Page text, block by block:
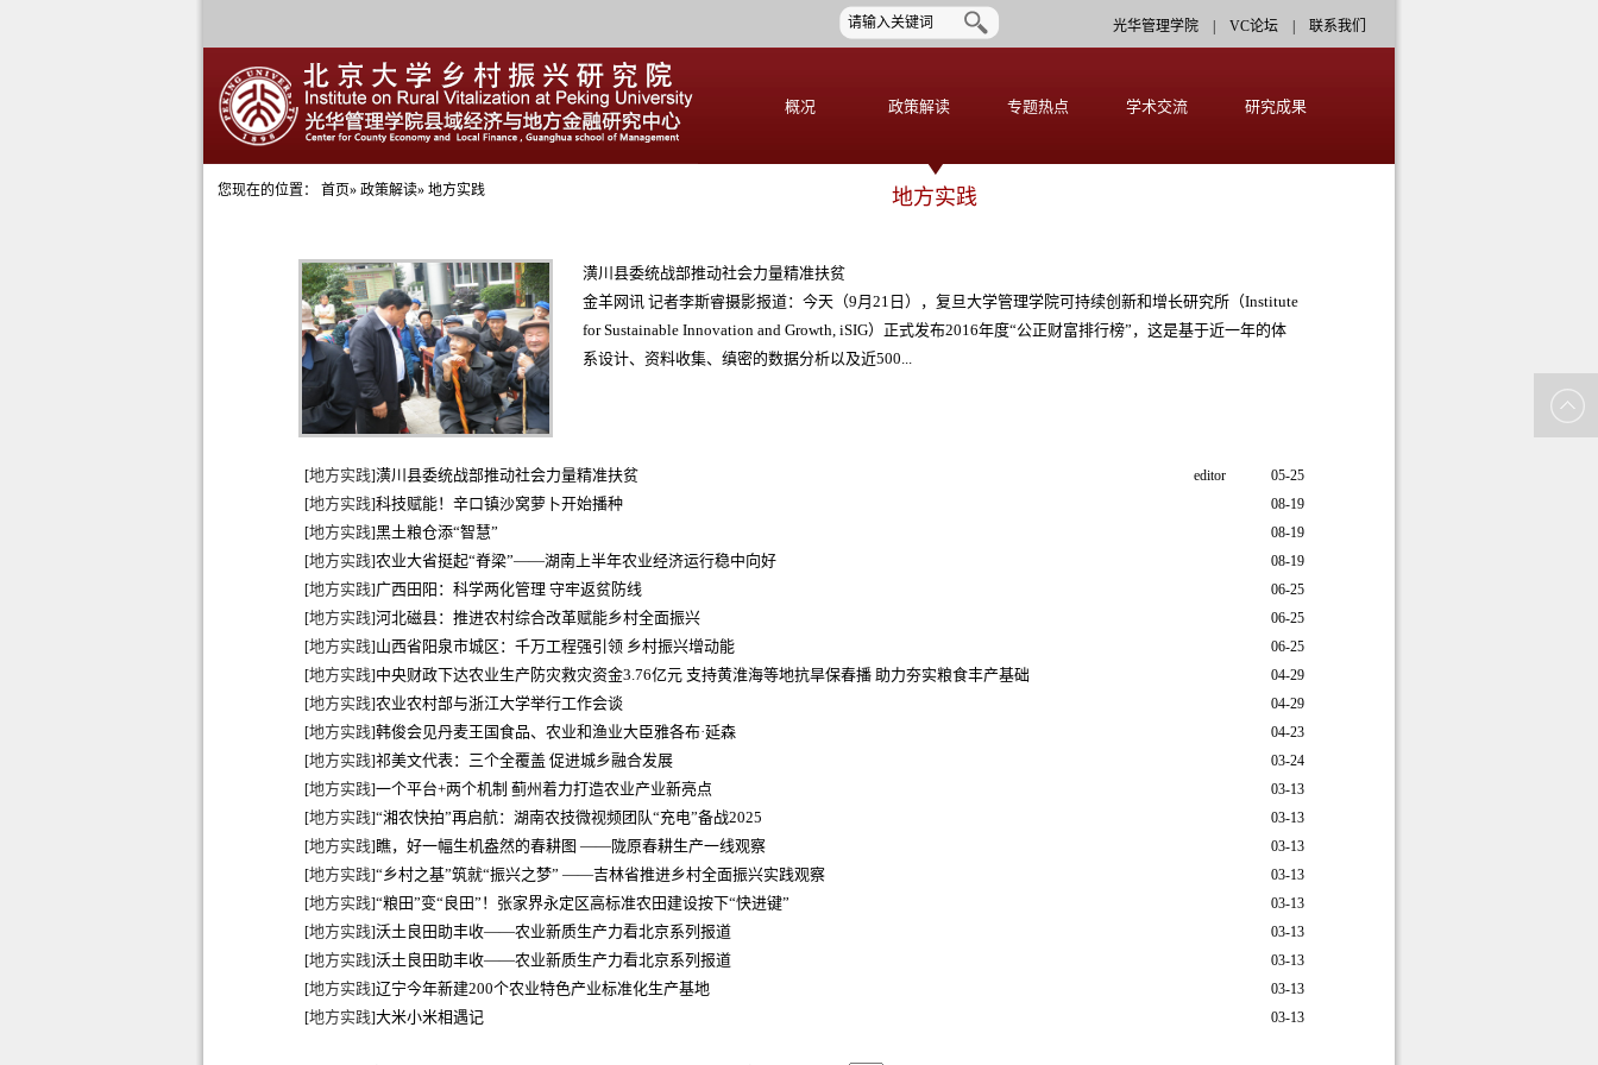
光华管理学院 VC论坛 联系我们
概况 政策解读 专题热点 学术交流 研究成果
您现在的位置： 首页» 政策解读» 地方实践 地方实践
潢川县委统战部推动社会力量精准扶贫
金羊网讯 记者李斯睿摄影报道：今天（9月21日），复旦大学管理学院可持续创新和增长研究所（Institute
for Sustainable Innovation and Growth, iSIG）正式发布2016年度“公正财富排行榜”，这是基于近一年的体
系设计、资料收集、缜密的数据分析以及近500...
[地方实践]潢川县委统战部推动社会力量精准扶贫 editor
05-25
[地方实践]科技赋能！辛口镇沙窝萝卜开始播种
08-19
[地方实践]黑土粮仓添“智慧”
08-19
[地方实践]农业大省挺起“脊梁”——湖南上半年农业经济运行稳中向好
08-19
[地方实践]广西田阳：科学两化管理 守牢返贫防线
06-25
[地方实践]河北磁县：推进农村综合改革赋能乡村全面振兴
06-25
[地方实践]山西省阳泉市城区：千万工程强引领 乡村振兴增动能
06-25
[地方实践]中央财政下达农业生产防灾救灾资金3.76亿元 支持黄淮海等地抗旱保春播 助力夯实粮食丰产基础
04-29
[地方实践]农业农村部与浙江大学举行工作会谈
04-29
[地方实践]韩俊会见丹麦王国食品、农业和渔业大臣雅各布·延森
04-23
[地方实践]祁美文代表：三个全覆盖 促进城乡融合发展
03-24
[地方实践]一个平台+两个机制 蓟州着力打造农业产业新亮点
03-13
[地方实践]“湘农快拍”再启航：湖南农技微视频团队“充电”备战2025
03-13
[地方实践]瞧，好一幅生机盎然的春耕图 ——陇原春耕生产一线观察
03-13
[地方实践]“乡村之基”筑就“振兴之梦” ——吉林省推进乡村全面振兴实践观察
03-13
[地方实践]“粮田”变“良田”！张家界永定区高标准农田建设按下“快进键”
03-13
[地方实践]沃土良田助丰收——农业新质生产力看北京系列报道
03-13
[地方实践]沃土良田助丰收——农业新质生产力看北京系列报道
03-13
[地方实践]辽宁今年新建200个农业特色产业标准化生产基地
03-13
[地方实践]大米小米相遇记 03-13